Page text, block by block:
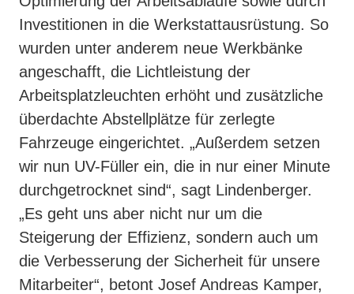
Investitionen in die Werkstattausrüstung. So
wurden unter anderem neue Werkbänke
angeschafft, die Lichtleistung der
Arbeitsplatzleuchten erhöht und zusätzliche
überdachte Abstellplätze für zerlegte
Fahrzeuge eingerichtet. „Außerdem setzen
wir nun UV-Füller ein, die in nur einer Minute
durchgetrocknet sind“, sagt Lindenberger.
„Es geht uns aber nicht nur um die
Steigerung der Effizienz, sondern auch um
die Verbesserung der Sicherheit für unsere
Mitarbeiter“, betont Josef Andreas Kamper,